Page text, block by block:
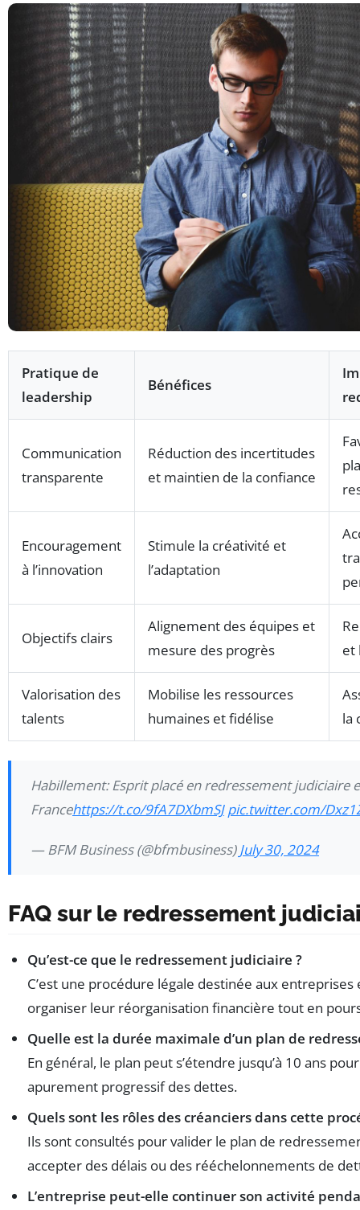
Pratique de
leadership
Bénéfices
Communication
transparente
Réduction des incertitudes
et maintien de la confiance
Encouragement
à l’innovation
Stimule la créativité et
l’adaptation
Objectifs clairs
Alignement des équipes et
mesure des progrès
et
Valorisation des
talents
Mobilise les ressources
humaines et fidélise
la
Habillement: Esprit placé en redressement judiciaire
Francehttps://t.co/9fA7DXbmSJ pic.twitter.com/
— BFM Business (@bfmbusiness) July 30, 2024
FAQ sur le redressement
Qu’est-ce que le redressement judiciaire ?
C’est une procédure légale destinée aux
organiser leur réorganisation financière tout en
Quelle est la durée maximale d’un plan de
En général, le plan peut s’étendre jusqu’à 10 ans
apurement progressif des dettes.
Quels sont les rôles des créanciers dans cette
Ils sont consultés pour valider le plan de
accepter des délais ou des rééchelonnements de
L’entreprise peut-elle continuer son activité